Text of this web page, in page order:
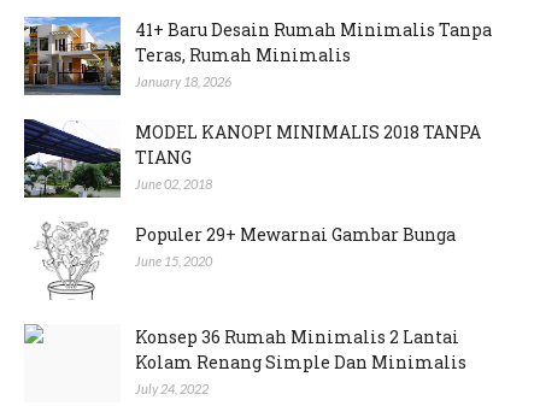
41+ Baru Desain Rumah Minimalis Tanpa
Teras, Rumah Minimalis
January 18, 2026
MODEL KANOPI MINIMALIS 2018 TANPA
TIANG
June 02, 2018
Populer 29+ Mewarnai Gambar Bunga
June 15, 2020
Konsep 36 Rumah Minimalis 2 Lantai
Kolam Renang Simple Dan Minimalis
July 24, 2022